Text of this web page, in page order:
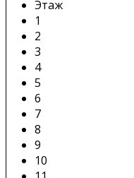
Этаж
1
2
3
4
5
6
7
8
9
10